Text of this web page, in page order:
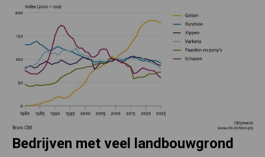
Bedrijven met veel landbouwgrond